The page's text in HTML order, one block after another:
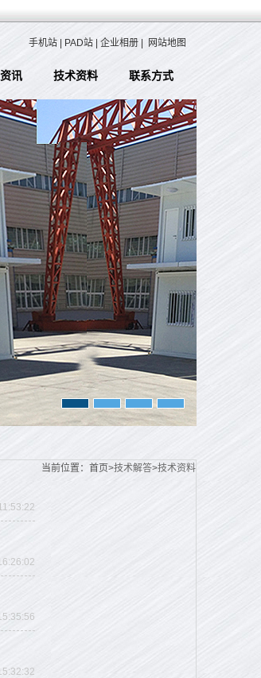
手机站 PAD站 企业相册 网站地图
讯 技术资料 联系方式
当前位置： 首页>技术解答>技术资料